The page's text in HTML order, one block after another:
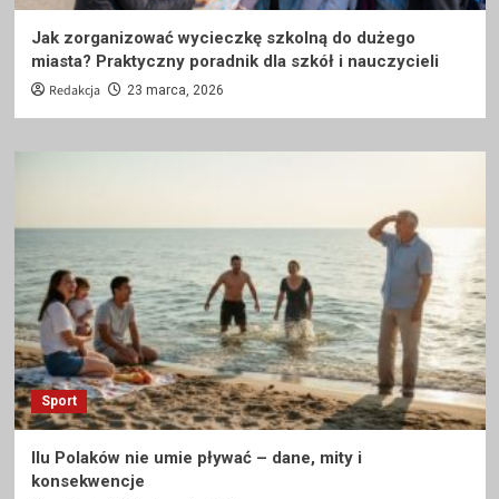
Jak zorganizować wycieczkę szkolną do dużego
miasta? Praktyczny poradnik dla szkół i nauczycieli
Redakcja 23 marca, 2026
Sport
Ilu Polaków nie umie pływać – dane, mity i
konsekwencje